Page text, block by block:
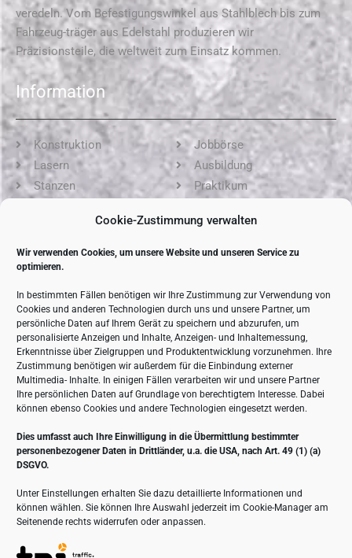
Cookie-Zustimmung verwalten
Wir verwenden Cookies, um unsere Website und unseren Service zu
optimieren.
In bestimmten Fällen benötigen wir Ihre Zustimmung zur Verwendung von
Cookies und anderen Technologien durch uns und unsere Partner, um
persönliche Daten auf Ihrem Gerät zu speichern und abzurufen, um
personalisierte Anzeigen und Inhalte, Anzeigen- und Inhaltemessung,
Erkenntnisse über Zielgruppen und Produktentwicklung vorzunehmen. Ihre
Zustimmung benötigen wir außerdem für die Einbindung externer
Multimedia- Inhalte. In einigen Fällen verarbeiten wir und unsere Partner
Ihre persönlichen Daten auf Grundlage von berechtigtem Interesse. Dabei
können ebenso Cookies und andere Technologien eingesetzt werden.
Dies umfasst auch Ihre Einwilligung in die Übermittlung bestimmter
personenbezogener Daten in Drittländer, u.a. die USA, nach Art. 49 (1) (a)
DSGVO.
Unter Einstellungen erhalten Sie dazu detaillierte Informationen und
können wählen. Sie können Ihre Auswahl jederzeit im Cookie-Manager am
Seitenende rechts widerrufen oder anpassen.
veredeln. Vom Befestigungswinkel aus Stahlblech bis zum
Fahrzeug-träger aus Edelstahl produzieren wir
Präzisionsteile, die weltweit zum Einsatz kommen.
Information
Konstruktion
Lasern
Stanzen
Oberfläche
Montage
Spezialisten
Jobbörse
Ausbildung
Praktikum
Impressum
Datenschutz
Kontaktdaten
Straße der DSF 52 in 19071 Brüsewitz
+49 38874 50-0
info@lta-anlagentechnik.de